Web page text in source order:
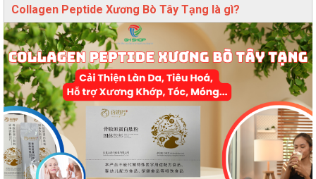
Collagen Peptide Xương Bò Tây Tạng là gì?